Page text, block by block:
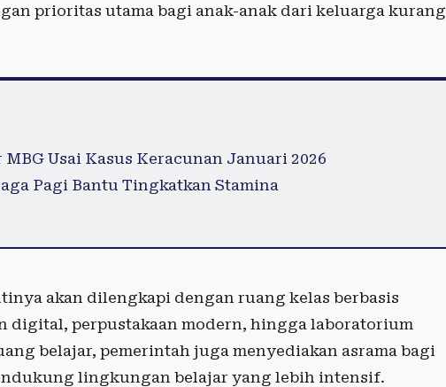
prioritas utama bagi anak-anak dari keluarga kurang
MBG Usai Kasus Keracunan Januari 2026
Pagi Bantu Tingkatkan Stamina
akan dilengkapi dengan ruang kelas berbasis
digital, perpustakaan modern, hingga laboratorium
belajar, pemerintah juga menyediakan asrama bagi
lingkungan belajar yang lebih intensif.